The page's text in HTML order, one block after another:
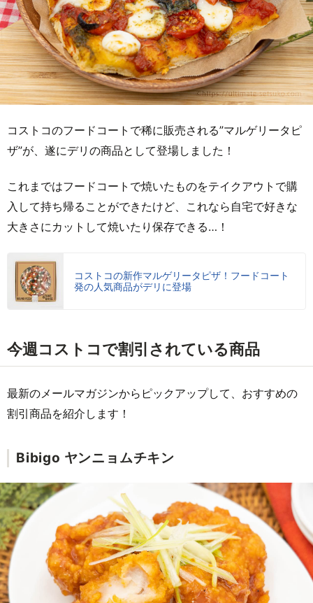
コストコのフードコートで稀に販売される”マルゲリータピ
ザ”が、遂にデリの商品として登場しました！
これまではフードコートで焼いたものをテイクアウトで購
入して持ち帰ることができたけど、これなら自宅で好きな
大きさにカットして焼いたり保存できる…！
コストコの新作マルゲリータピザ！フードコート
発の人気商品がデリに登場
今週コストコで割引されている商品
最新のメールマガジンからピックアップして、おすすめの
割引商品を紹介します！
Bibigo ヤンニョムチキン